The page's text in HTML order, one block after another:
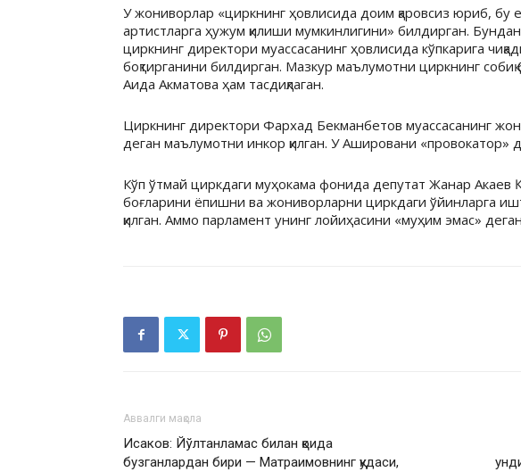
У жониворлар «циркнинг ҳовлисида доим қаровсиз юриб, бу
артистларга ҳужум қилиши мумкинлигини» билдирган.
циркнинг директори муассасанинг ҳовлисида кўпкарига
боқтирганини билдирган. Мазкур маълумотни циркнинг
Аида Акматова ҳам тасдиқлаган.
Циркнинг директори Фархад Бекманбетов муассасанинг
деган маълумотни инкор қилган. У Ашировани «провокатор»
Кўп ўтмай циркдаги муҳокама фонида депутат Жанар Акаев
боғларини ёпишни ва жониворларни циркдаги ўйинларга
қилган. Аммо парламент унинг лойиҳасини «муҳим эмас»
Аввалги мақола
Исаков: Йўлтанламас билан қоида
бузганлардан бири — Матраимовнинг қудаси,